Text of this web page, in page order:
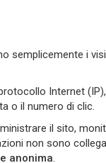
semplicemente i
Internet
o il numero di clic.
il sito,
non sono
anonima.